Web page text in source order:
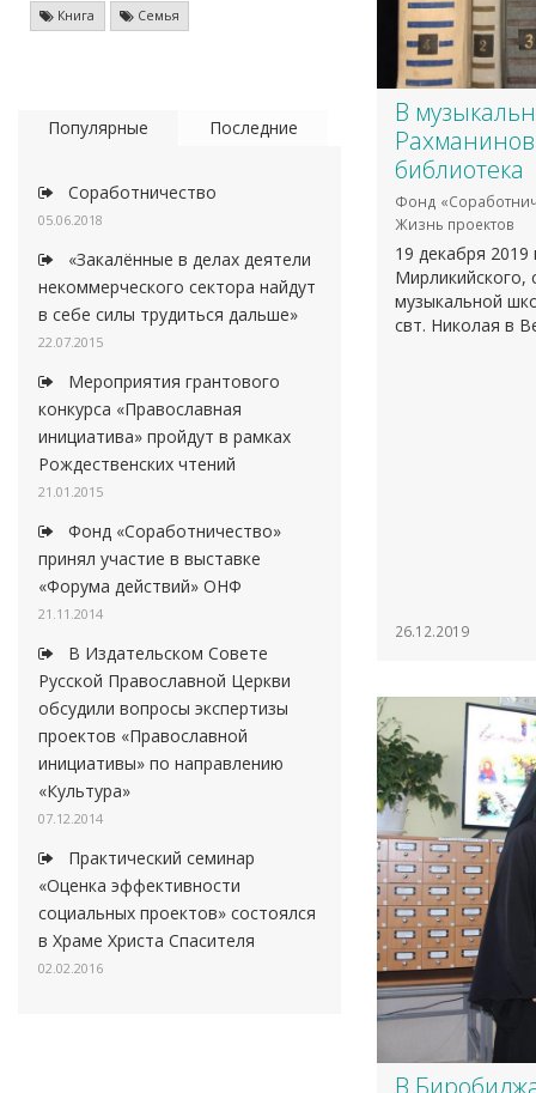
Книга Семья
Популярные Последние
Соработничество
05.06.2018
«Закалённые в делах деятели
некоммерческого сектора найдут
в себе силы трудиться дальше»
22.07.2015
Мероприятия грантового
конкурса «Православная
инициатива» пройдут в рамках
Рождественских чтений
21.01.2015
Фонд «Соработничество»
принял участие в выставке
«Форума действий» ОНФ
21.11.2014
В Издательском Совете
Русской Православной Церкви
обсудили вопросы экспертизы
проектов «Православной
инициативы» по направлению
«Культура»
07.12.2014
Практический семинар
«Оценка эффективности
социальных проектов» состоялся
в Храме Христа Спасителя
02.02.2016
В
библиотека
Фонд
Жизнь проектов
19 декабря
Мирликийского,
музыкальной
свт. Николая в
26.12.2019
В